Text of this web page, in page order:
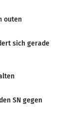
outen
sich gerade
SN gegen